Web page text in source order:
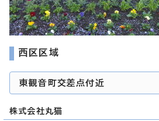
西区区域
東観音町交差点付近
株式会社丸猫